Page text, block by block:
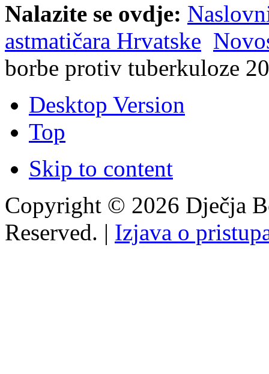
Nalazite se ovdje:
astmatičara Hrvatske
borbe protiv tuberkuloze
Desktop Version
Top
Skip to content
Copyright © 2026 Dječja
Reserved. | Izjava o